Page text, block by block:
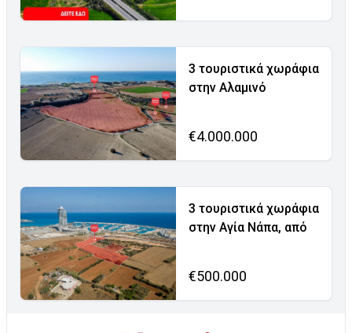
3 τουριστικά χωράφια
στην Αλαμινό
€4.000.000
3 τουριστικά χωράφια
στην Αγία Νάπα, από
€500.000